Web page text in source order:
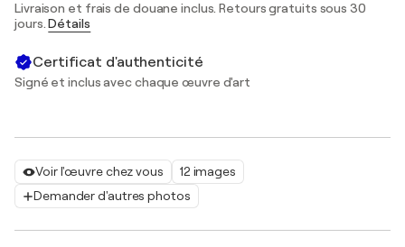
Voir l'œuvre chez vous
12 images
Demander d'autres photos
Livraison et frais de douane inclus. Retours gratuits sous 30
jours.Détails
Certificat d'authenticité
Signé et inclus avec chaque œuvre d'art